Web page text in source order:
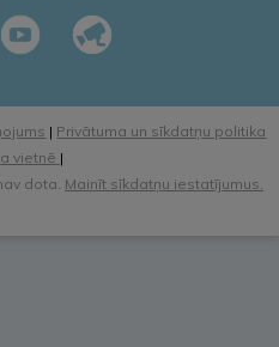
| Privātuma un sīkdatņu politika
vietnē |
dota. Mainīt sīkdatņu iestatījumus.